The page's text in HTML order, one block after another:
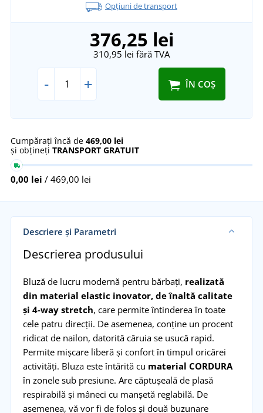
Opțiuni de transport
376,25 lei
310,95 lei fără TVA
- + ÎN COȘ
Cumpărați încă de 469,00 lei
și obțineți TRANSPORT GRATUIT
0,00 lei / 469,00 lei
Descriere și Parametri
Descrierea produsului
Bluză de lucru modernă pentru bărbați, realizată
din material elastic inovator, de înaltă calitate
și 4-way stretch, care permite întinderea în toate
cele patru direcții. De asemenea, conține un procent
ridicat de nailon, datorită căruia se usucă rapid.
Permite mișcare liberă și confort în timpul oricărei
activități. Bluza este întărită cu material CORDURA
în zonele sub presiune. Are căptușeală de plasă
respirabilă și mâneci cu manșetă reglabilă. De
asemenea, vă vor fi de folos și două buzunare